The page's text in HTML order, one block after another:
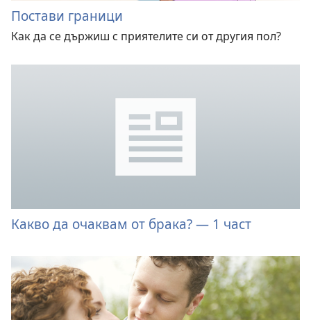
Постави граници
Как да се държиш с приятелите си от другия пол?
Какво да очаквам от брака? — 1 част